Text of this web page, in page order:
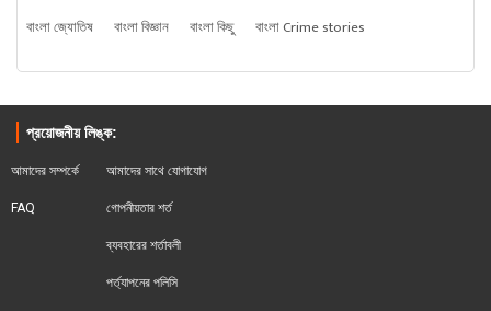
বাংলা জ্যোতিষ
বাংলা বিজ্ঞান বাংলা কিছু বাংলা Crime stories
প্রয়োজনীয় লিঙ্ক:
আমাদের সম্পর্কে
FAQ
আমাদের সাথে যোগাযোগ
গোপনীয়তার শর্ত
ব্যবহারের শর্তাবলী
পর্ত্যাপনের পলিসি